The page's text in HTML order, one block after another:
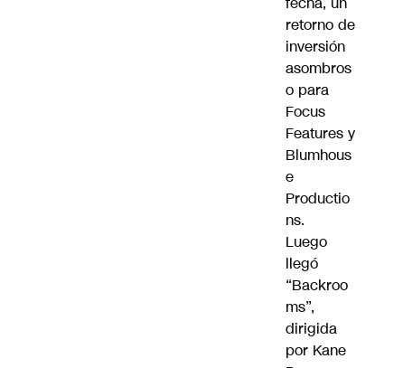
retorno de
inversión
asombros
o para
Focus
Features y
Blumhous
e
Productio
ns.
Luego
llegó
“Backroo
ms”,
dirigida
por Kane